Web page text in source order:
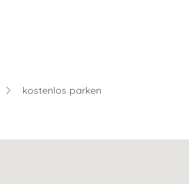
kostenlos parken